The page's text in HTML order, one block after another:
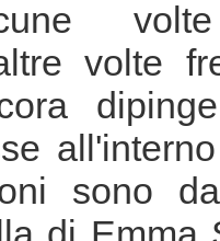
volte
sono